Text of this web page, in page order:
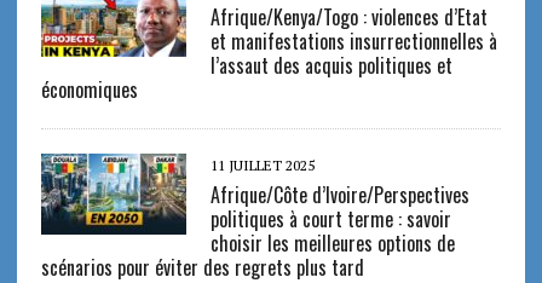
Afrique/Kenya/Togo : violences d’Etat
et manifestations insurrectionnelles à
l’assaut des acquis politiques et
économiques
11 JUILLET 2025
Afrique/Côte d’Ivoire/Perspectives
politiques à court terme : savoir
choisir les meilleures options de
scénarios pour éviter des regrets plus tard